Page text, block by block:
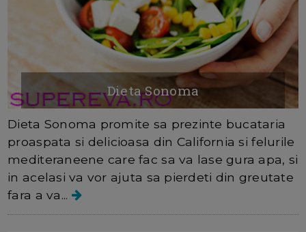
Dieta Sonoma
Dieta Sonoma promite sa prezinte bucataria
proaspata si delicioasa din California si felurile
mediteraneene care fac sa va lase gura apa, si
in acelasi va vor ajuta sa pierdeti din greutate
fara a va...